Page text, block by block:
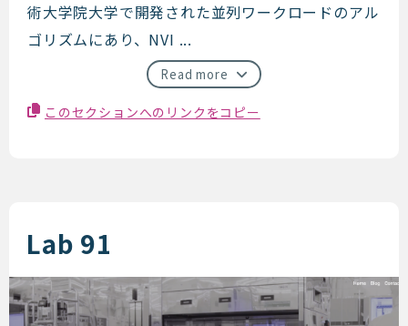
術大学院大学で開発された並列ワークロードのアル
ゴリズムにあり、NVI ...
Read more
このセクションへのリンクをコピー
Lab 91